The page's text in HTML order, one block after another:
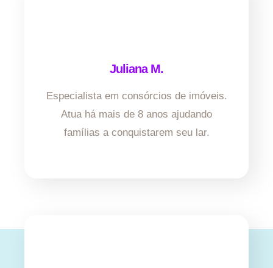
Juliana M.
Especialista em consórcios de imóveis.
Atua há mais de 8 anos ajudando
famílias a conquistarem seu lar.